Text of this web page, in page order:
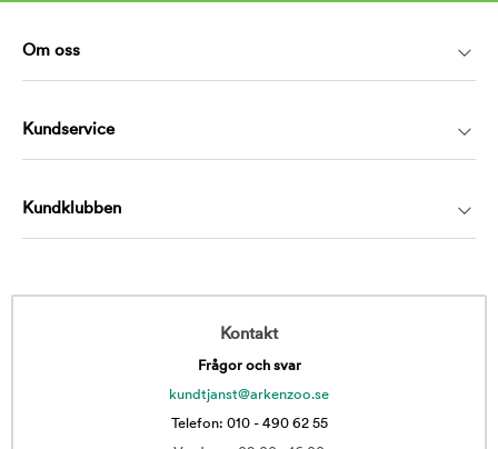
Om oss
Kundservice
Kundklubben
Kontakt
Frågor och svar
kundtjanst@arkenzoo.se
Telefon: 010 - 490 62 55